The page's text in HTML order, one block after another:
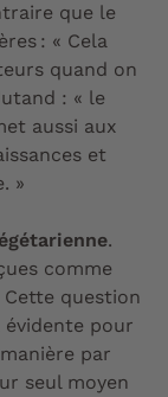
que le
: « Cela
quand on
: « le
aussi aux
et
»
.
comme
question
évidente pour
par
seul moyen